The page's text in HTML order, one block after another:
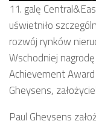
11. galę
uświetniło
rozwój rynków
Wschodniej
Achievement
Gheysens,
Paul Gheysens